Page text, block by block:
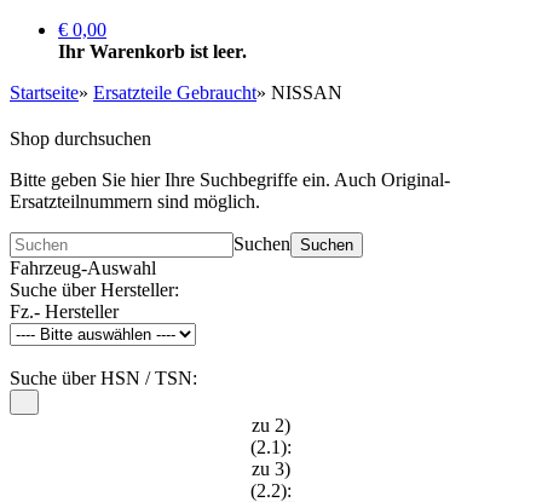
€ 0,00
Ihr Warenkorb ist leer.
Startseite» Ersatzteile Gebraucht» NISSAN
Shop durchsuchen
Bitte geben Sie hier Ihre Suchbegriffe ein. Auch Original-
Ersatzteilnummern sind möglich.
Suchen Suchen
Fahrzeug-Auswahl
Suche über Hersteller:
Fz.- Hersteller
Suche über HSN / TSN:
zu 2)
(2.1):
zu 3)
(2.2):